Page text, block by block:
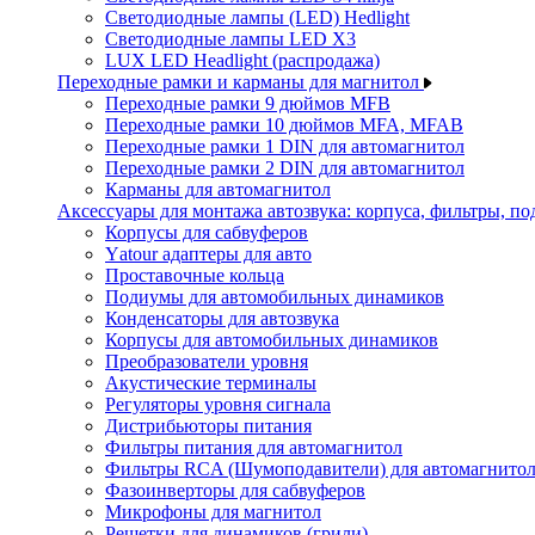
Светодиодные лампы (LED) Hedlight
Светодиодные лампы LED X3
LUX LED Headlight (распродажа)
Переходные рамки и карманы для магнитол
Переходные рамки 9 дюймов MFB
Переходные рамки 10 дюймов MFA, MFAB
Переходные рамки 1 DIN для автомагнитол
Переходные рамки 2 DIN для автомагнитол
Карманы для автомагнитол
Аксессуары для монтажа автозвука: корпуса, фильтры,
Корпусы для сабвуферов
Yаtour адаптеры для авто
Проставочные кольца
Подиумы для автомобильных динамиков
Конденсаторы для автозвука
Корпусы для автомобильных динамиков
Преобразователи уровня
Акустические терминалы
Регуляторы уровня сигнала
Дистрибьюторы питания
Фильтры питания для автомагнитол
Фильтры RCA (Шумоподавители) для автомагнитол
Фазоинверторы для сабвуферов
Микрофоны для магнитол